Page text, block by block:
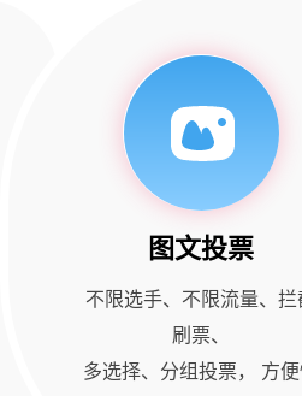
图文投票
不限选手、不限流量、拦
刷票、
多选择、分组投票， 方